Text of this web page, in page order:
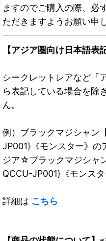
ますのでご購入の際、必
ただきますようお願い申
【アジア圏向け日本語表
シークレットレアなど「
ら表記している場合を除
ん。
例）ブラックマジシャン
JP001}《モンスター》
ジア☆ブラックマジシャ
QCCU-JP001}《モンスタ
詳細は こちら